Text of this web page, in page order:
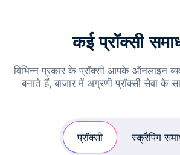
कई प्रॉक्सी
विभिन्न प्रकार के प्रॉक्सी आपके ऑनलाइन
बनाते हैं, बाजार में अग्रणी प्रॉक्सी सेवा के
प्रॉक्सी स्क्रैपिंग